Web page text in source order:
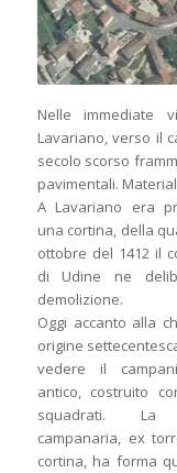
Nelle immediate
Lavariano, verso il
secolo scorso
pavimentali.
A Lavariano era
una cortina, della
ottobre del 1412 il
di Udine ne
demolizione.
Oggi accanto alla
origine
vedere il
antico, costruito
squadrati. La
campanaria, ex
cortina, ha forma